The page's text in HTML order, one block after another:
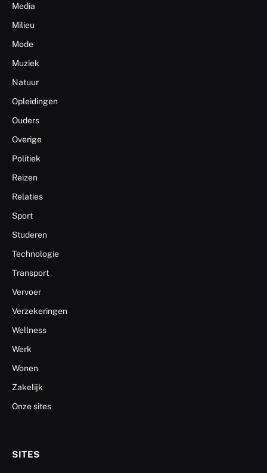
Media
Milieu
Mode
Muziek
Natuur
Opleidingen
Ouders
Overige
Politiek
Reizen
Relaties
Sport
Studeren
Technologie
Transport
Vervoer
Verzekeringen
Wellness
Werk
Wonen
Zakelijk
Onze sites
SITES